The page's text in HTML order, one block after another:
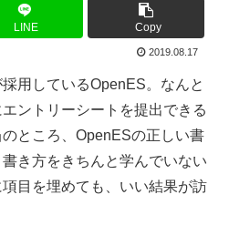
LINE Copy
2019.08.17
用しているOpenES。なんと
ントリーシートを提出できる
ところ、OpenESの正しい書
き方をきちんと学んでいない
目を埋めても、いい結果が訪